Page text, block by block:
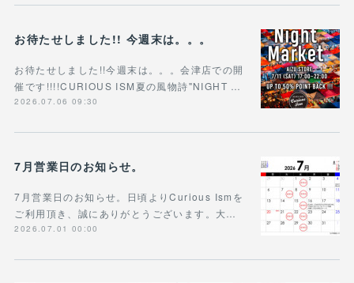
お待たせしました!! 今週末は。。。
お待たせしました!!今週末は。。。会津店での開
催です!!!!CURIOUS ISM夏の風物詩"NIGHT …
2026.07.06 09:30
7月営業日のお知らせ。
7月営業日のお知らせ。日頃よりCurious Ismを
ご利用頂き、誠にありがとうございます。大…
2026.07.01 00:00